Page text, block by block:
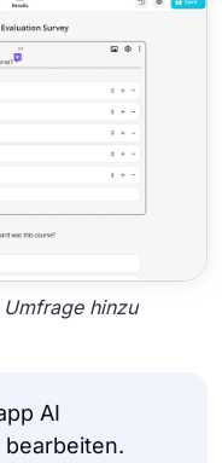
Umfrage hinzu
AI